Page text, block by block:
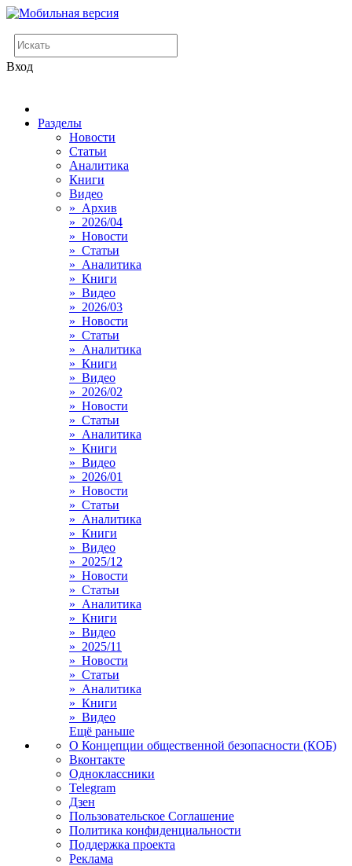
Вход
Разделы
Новости
Статьи
Аналитика
Книги
Видео
» Архив
» 2026/04
» Новости
» Статьи
» Аналитика
» Книги
» Видео
» 2026/03
» Новости
» Статьи
» Аналитика
» Книги
» Видео
» 2026/02
» Новости
» Статьи
» Аналитика
» Книги
» Видео
» 2026/01
» Новости
» Статьи
» Аналитика
» Книги
» Видео
» 2025/12
» Новости
» Статьи
» Аналитика
» Книги
» Видео
» 2025/11
» Новости
» Статьи
» Аналитика
» Книги
» Видео
Ещё раньше
О Концепции общественной безопасности (КОБ)
Вконтакте
Одноклассники
Telegram
Дзен
Пользовательское Соглашение
Политика конфиденциальности
Поддержка проекта
Реклама